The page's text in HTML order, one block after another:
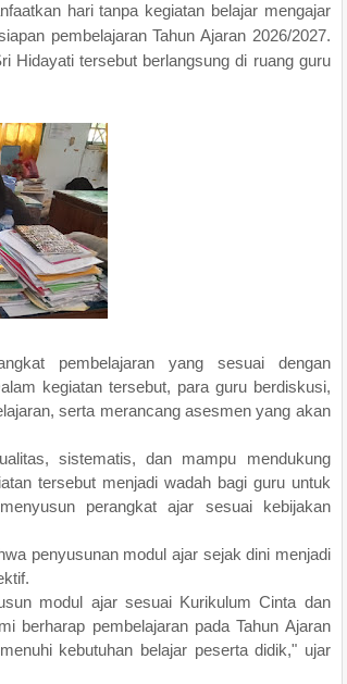
hari tanpa kegiatan belajar mengajar
pembelajaran Tahun Ajaran 2026/2027.
Hidayati tersebut berlangsung di ruang guru
pembelajaran yang sesuai dengan
kegiatan tersebut, para guru berdiskusi,
serta merancang asesmen yang akan
sistematis, dan mampu mendukung
tersebut menjadi wadah bagi guru untuk
perangkat ajar sesuai kebijakan
penyusunan modul ajar sejak dini menjadi
modul ajar sesuai Kurikulum Cinta dan
berharap pembelajaran pada Tahun Ajaran
kebutuhan belajar peserta didik," ujar